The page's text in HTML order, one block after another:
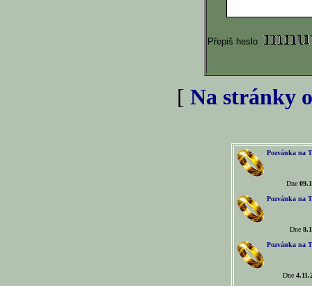
Přepiš heslo
[ Na stránky
Pozvánka na
Dne
Pozvánka na
Dne
Pozvánka na
Dne